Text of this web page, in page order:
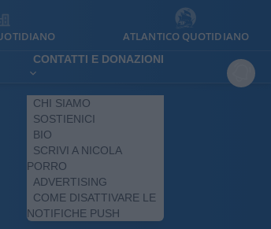
ATLANTICO QUOTIDIANO
CONTATTI E DONAZIONI
CHI SIAMO
SOSTIENICI
BIO
SCRIVI A NICOLA
PORRO
ADVERTISING
COME DISATTIVARE LE
NOTIFICHE PUSH